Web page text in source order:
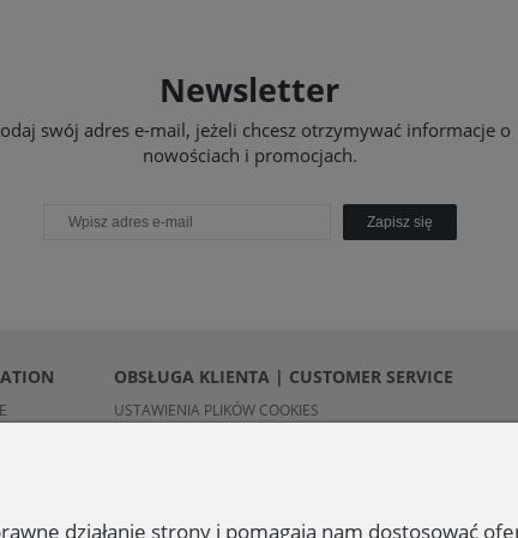
Newsletter
swój adres e-mail, jeżeli chcesz otrzymywać informacje o
nowościach i promocjach.
Zapisz się
OBSŁUGA KLIENTA | CUSTOMER SERVICE
USTAWIENIA PLIKÓW COOKIES
działanie strony i pomagają nam dostosować